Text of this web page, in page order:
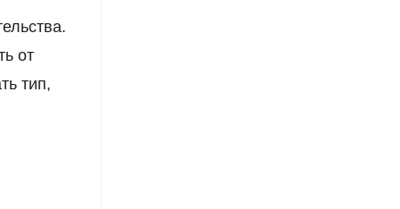
от
тип,